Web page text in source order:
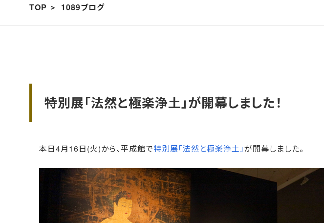
TOP 1089ブログ
特別展「法然と極楽浄土」が開幕しました！
本日4月16日(火)から、平成館で特別展「法然と極楽浄土」が開幕しました。